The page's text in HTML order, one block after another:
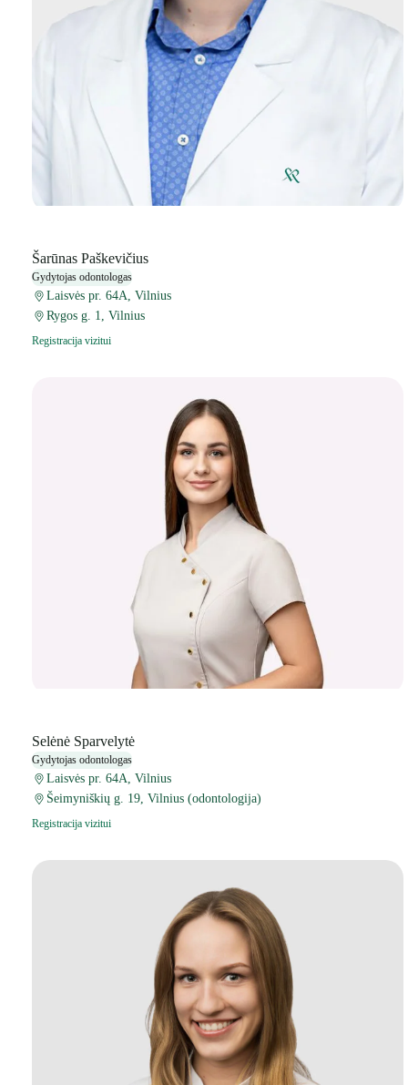
Šarūnas Paškevičius
Gydytojas odontologas
Laisvės pr. 64A, Vilnius
Rygos g. 1, Vilnius
Registracija vizitui
Selėnė Sparvelytė
Gydytojas odontologas
Laisvės pr. 64A, Vilnius
Šeimyniškių g. 19, Vilnius (odontologija)
Registracija vizitui